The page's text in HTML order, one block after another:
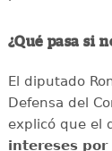
¿Qué pasa si
El diputado
Defensa del
explicó que el
intereses por